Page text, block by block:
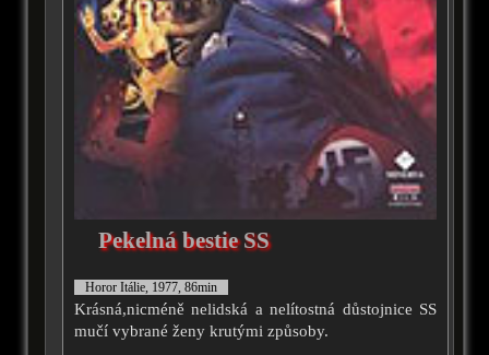
Pekelná bestie SS
Horor Itálie, 1977, 86min
Krásná,nicméně nelidská a nelítostná důstojnice SS
mučí vybrané ženy krutými způsoby.